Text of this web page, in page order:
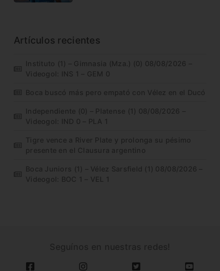
Artículos recientes
Instituto (1) – Gimnasia (Mza.) (0) 08/08/2026 –
Videogol: INS 1 – GEM 0
Boca buscó más pero empató con Vélez en el Ducó
Independiente (0) – Platense (1) 08/08/2026 –
Videogol: IND 0 – PLA 1
Tigre vence a River Plate y prolonga su pésimo
presente en el Clausura argentino
Boca Juniors (1) – Vélez Sarsfield (1) 08/08/2026 –
Videogol: BOC 1 – VEL 1